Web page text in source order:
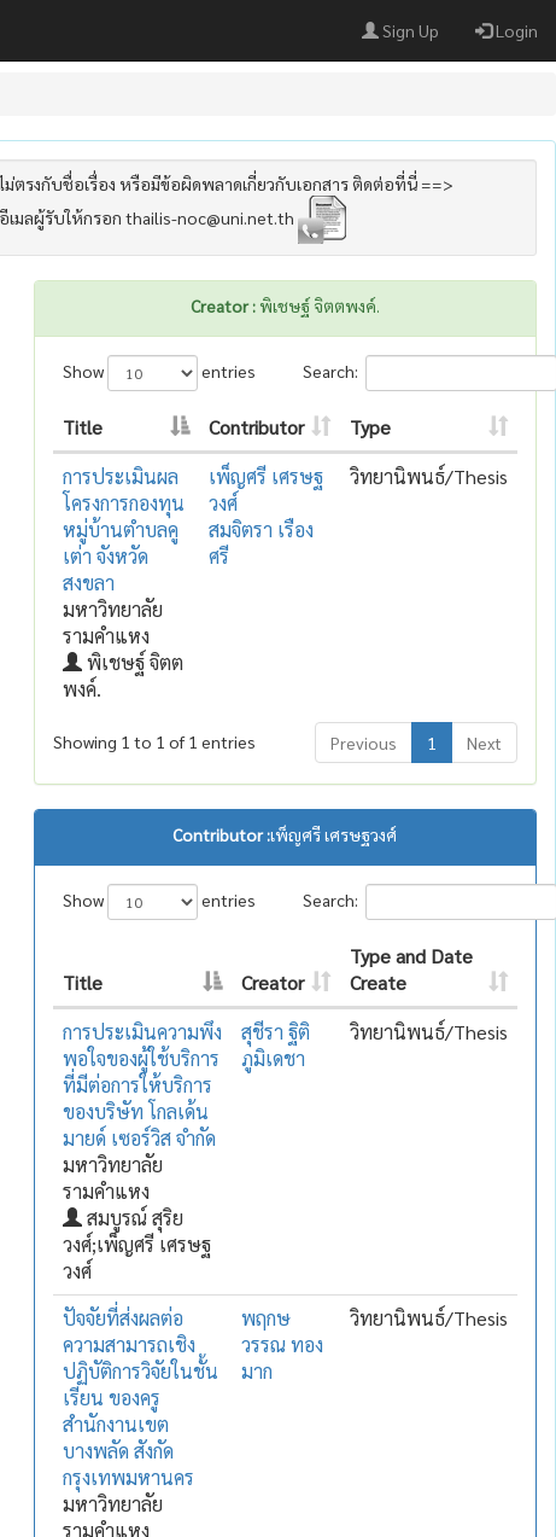
Sign Up Login
ม่ตรงกับชื่อเรื่อง หรือมีข้อผิดพลาดเกี่ยวกับเอกสาร ติดต่อที่นี่ ==>
เมลผู้รับให้กรอก thailis-noc@uni.net.th
Creator :พิเชษฐ์ จิตตพงค์.
Show entries Search:
Title Contributor
Type
การประเมินผล
โครงการกองทุน
หมู่บ้านตำบลคู
เต่า จังหวัด
สงขลา
มหาวิทยาลัย
รามคำแหง
พิเชษฐ์ จิตต
พงค์.
เพ็ญศรี เศรษฐ
วงศ์
สมจิตรา เรือง
ศรี
วิทยานิพนธ์/Thesis
Showing 1 to 1 of 1 entries Previous 1 Next
Contributor :เพ็ญศรี เศรษฐวงศ์
Show entries Search:
Title Creator
Type and Date
Create
การประเมินความพึง
พอใจของผู้ใช้บริการ
ที่มีต่อการให้บริการ
ของบริษัท โกลเด้น
มายด์ เซอร์วิส จำกัด
มหาวิทยาลัย
รามคำแหง
สมบูรณ์ สุริย
วงศ์;เพ็ญศรี เศรษฐ
วงศ์
สุชีรา ฐิติ
ภูมิเดชา
วิทยานิพนธ์/Thesis
ปัจจัยที่ส่งผลต่อ
ความสามารถเชิง
ปฏิบัติการวิจัยในชั้น
เรียน ของครู
สำนักงานเขต
บางพลัด สังกัด
กรุงเทพมหานคร
มหาวิทยาลัย
รามคำแหง
พฤกษ
วรรณ ทอง
มาก
วิทยานิพนธ์/Thesis